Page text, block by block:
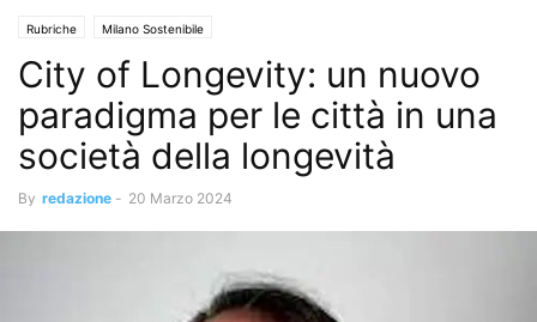
Rubriche Milano Sostenibile
City of Longevity: un nuovo
paradigma per le città in una
società della longevità
By redazione - 20 Marzo 2024